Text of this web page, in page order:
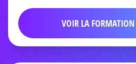
VOIR LA FORMATION